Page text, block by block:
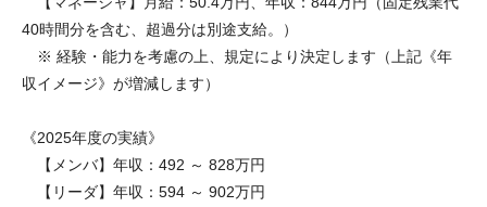
40時間分を含む、超過分は別途支給。）
※ 経験・能力を考慮の上、規定により決定します（上記《年
収イメージ》が増減します）
《2025年度の実績》
【メンバ】年収：492 ～ 828万円
【リーダ】年収：594 ～ 902万円